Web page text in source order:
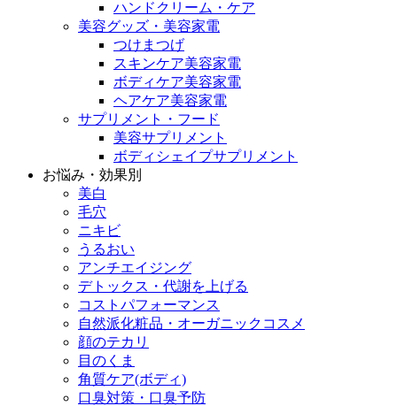
ハンドクリーム・ケア
美容グッズ・美容家電
つけまつげ
スキンケア美容家電
ボディケア美容家電
ヘアケア美容家電
サプリメント・フード
美容サプリメント
ボディシェイプサプリメント
お悩み・効果別
美白
毛穴
ニキビ
うるおい
アンチエイジング
デトックス・代謝を上げる
コストパフォーマンス
自然派化粧品・オーガニックコスメ
顔のテカリ
目のくま
角質ケア(ボディ)
口臭対策・口臭予防